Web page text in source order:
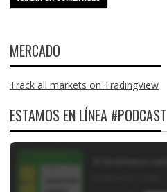
MERCADO
Track all markets on TradingView
ESTAMOS EN LÍNEA #PODCAST